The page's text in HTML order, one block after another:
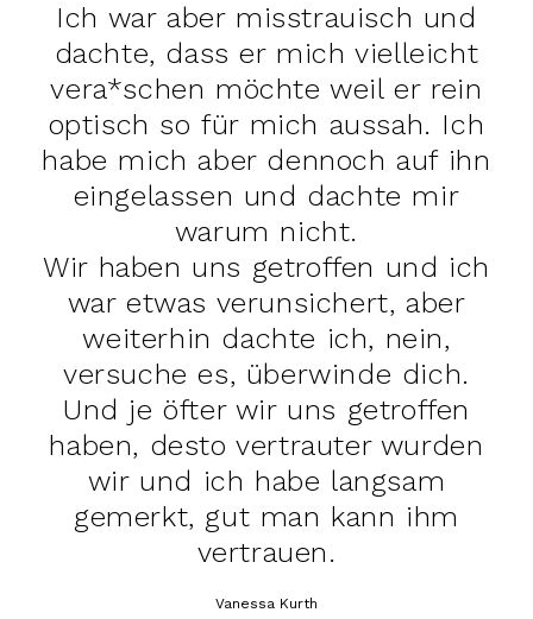
Ich war aber misstrauisch und
dachte, dass er mich vielleicht
vera*schen möchte weil er rein
optisch so für mich aussah. Ich
habe mich aber dennoch auf ihn
eingelassen und dachte mir
warum nicht.
Wir haben uns getroffen und ich
war etwas verunsichert, aber
weiterhin dachte ich, nein,
versuche es, überwinde dich.
Und je öfter wir uns getroffen
haben, desto vertrauter wurden
wir und ich habe langsam
gemerkt, gut man kann ihm
vertrauen.
Vanessa Kurth